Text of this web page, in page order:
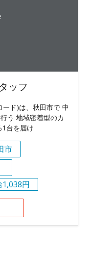
ッフ
ード)は、秋田市で 中
う 地域密着型のカ
1台を届け
市
1,038円